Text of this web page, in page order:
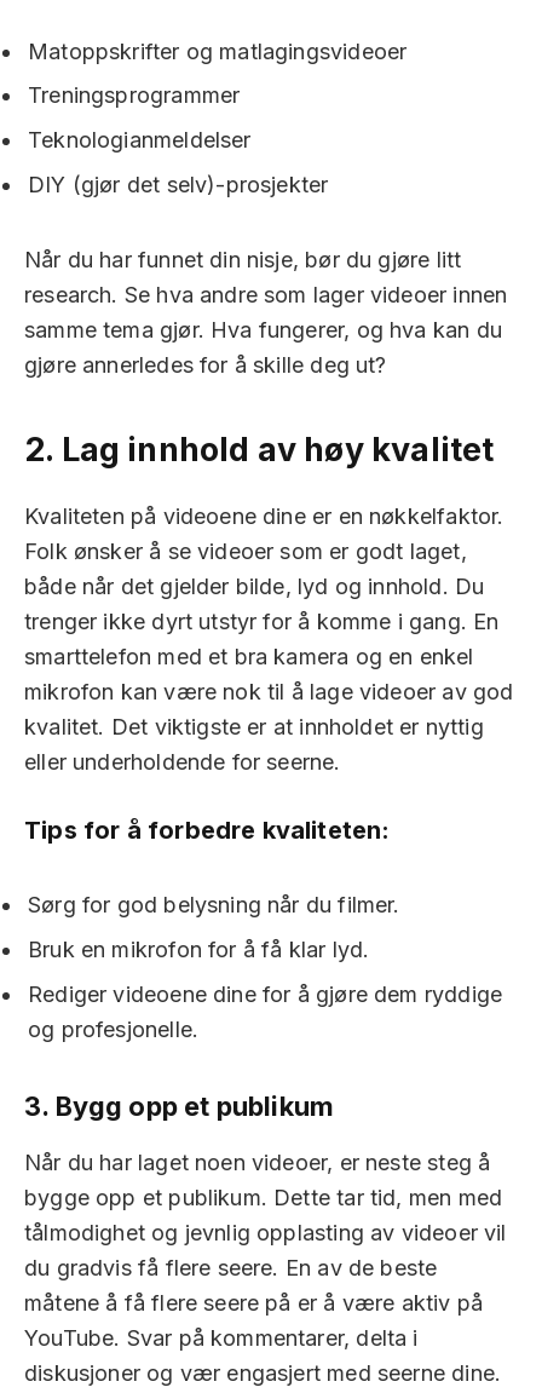
Matoppskrifter og matlagingsvideoer
Treningsprogrammer
Teknologianmeldelser
DIY (gjør det selv)-prosjekter
Når du har funnet din nisje, bør du gjøre litt
research. Se hva andre som lager videoer innen
samme tema gjør. Hva fungerer, og hva kan du
gjøre annerledes for å skille deg ut?
2. Lag innhold av høy kvalitet
Kvaliteten på videoene dine er en nøkkelfaktor.
Folk ønsker å se videoer som er godt laget,
både når det gjelder bilde, lyd og innhold. Du
trenger ikke dyrt utstyr for å komme i gang. En
smarttelefon med et bra kamera og en enkel
mikrofon kan være nok til å lage videoer av god
kvalitet. Det viktigste er at innholdet er nyttig
eller underholdende for seerne.
Tips for å forbedre kvaliteten:
Sørg for god belysning når du filmer.
Bruk en mikrofon for å få klar lyd.
Rediger videoene dine for å gjøre dem ryddige
og profesjonelle.
3. Bygg opp et publikum
Når du har laget noen videoer, er neste steg å
bygge opp et publikum. Dette tar tid, men med
tålmodighet og jevnlig opplasting av videoer vil
du gradvis få flere seere. En av de beste
måtene å få flere seere på er å være aktiv på
YouTube. Svar på kommentarer, delta i
diskusjoner og vær engasjert med seerne dine.